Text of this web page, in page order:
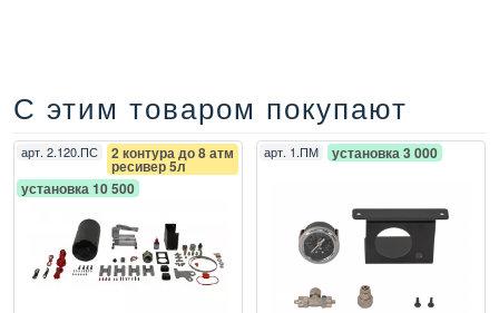
С этим товаром покупают
арт. 2.120.ПС 2 контура до 8 атм
ресивер 5л
установка 10 500
арт. 1.ПМ установка 3 000